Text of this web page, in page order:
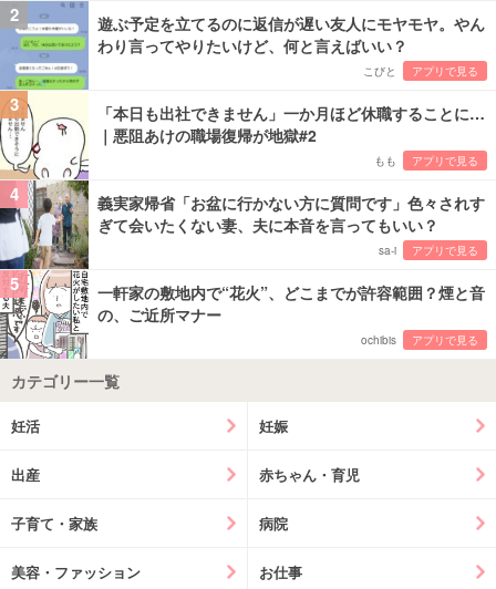
2
遊ぶ予定を立てるのに返信が遅い友人にモヤモヤ。やん
わり言ってやりたいけど、何と言えばいい？
こびと アプリで見る
3
「本日も出社できません」一か月ほど休職することに…
｜悪阻あけの職場復帰が地獄#2
もも アプリで見る
4
義実家帰省「お盆に行かない方に質問です」色々されす
ぎて会いたくない妻、夫に本音を言ってもいい？
sa-i アプリで見る
5
一軒家の敷地内で“花火”、どこまでが許容範囲？煙と音
の、ご近所マナー
ochibis アプリで見る
カテゴリー一覧
妊活 妊娠
出産 赤ちゃん・育児
子育て・家族 病院
美容・ファッション お仕事